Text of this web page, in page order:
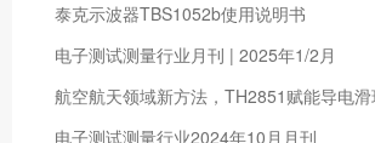
泰克示波器TBS1052b使用说明书
电子测试测量行业月刊 | 2025年1/2月
航空航天领域新方法，TH2851赋能导电
电子测试测量行业2024年10月月刊